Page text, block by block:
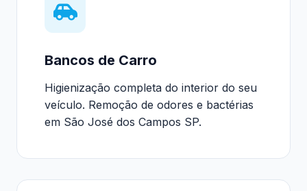
Bancos de Carro
Higienização completa do interior do seu
veículo. Remoção de odores e bactérias
em São José dos Campos SP.